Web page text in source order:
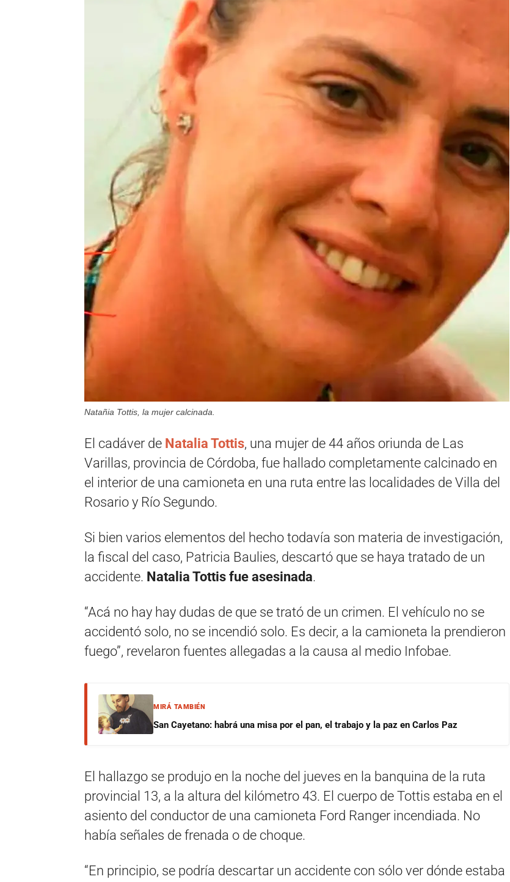
Natañia Tottis, la mujer calcinada.
El cadáver de Natalia Tottis, una mujer de 44 años oriunda de Las
Varillas, provincia de Córdoba, fue hallado completamente calcinado en
el interior de una camioneta en una ruta entre las localidades de Villa del
Rosario y Río Segundo.
Si bien varios elementos del hecho todavía son materia de investigación,
la fiscal del caso, Patricia Baulies, descartó que se haya tratado de un
accidente. Natalia Tottis fue asesinada.
“Acá no hay hay dudas de que se trató de un crimen. El vehículo no se
accidentó solo, no se incendió solo. Es decir, a la camioneta la prendieron
fuego”, revelaron fuentes allegadas a la causa al medio Infobae.
MIRÁ TAMBIÉN
San Cayetano: habrá una misa por el pan, el trabajo y la paz en Carlos Paz
El hallazgo se produjo en la noche del jueves en la banquina de la ruta
provincial 13, a la altura del kilómetro 43. El cuerpo de Tottis estaba en el
asiento del conductor de una camioneta Ford Ranger incendiada. No
había señales de frenada o de choque.
“En principio, se podría descartar un accidente con sólo ver dónde estaba